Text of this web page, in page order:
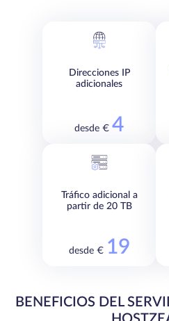
Direcciones IP
adicionales
desde € 4
Tráfico adicional a
partir de 20 TB
desde € 19
BENEFICIOS DEL